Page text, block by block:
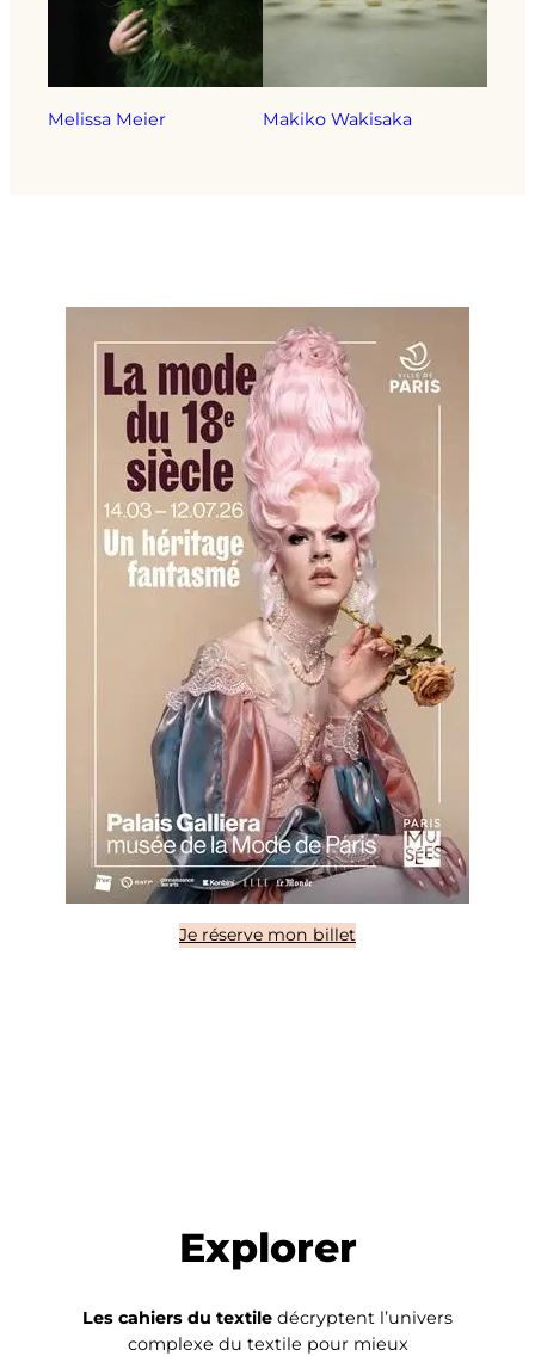
Melissa Meier Makiko Wakisaka
Je réserve mon billet
Explorer
Les cahiers du textile décryptent l’univers
complexe du textile pour mieux